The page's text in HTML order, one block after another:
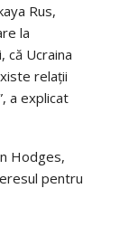
Rus,
la
că Ucraina
relaţii
a explicat
Hodges,
pentru